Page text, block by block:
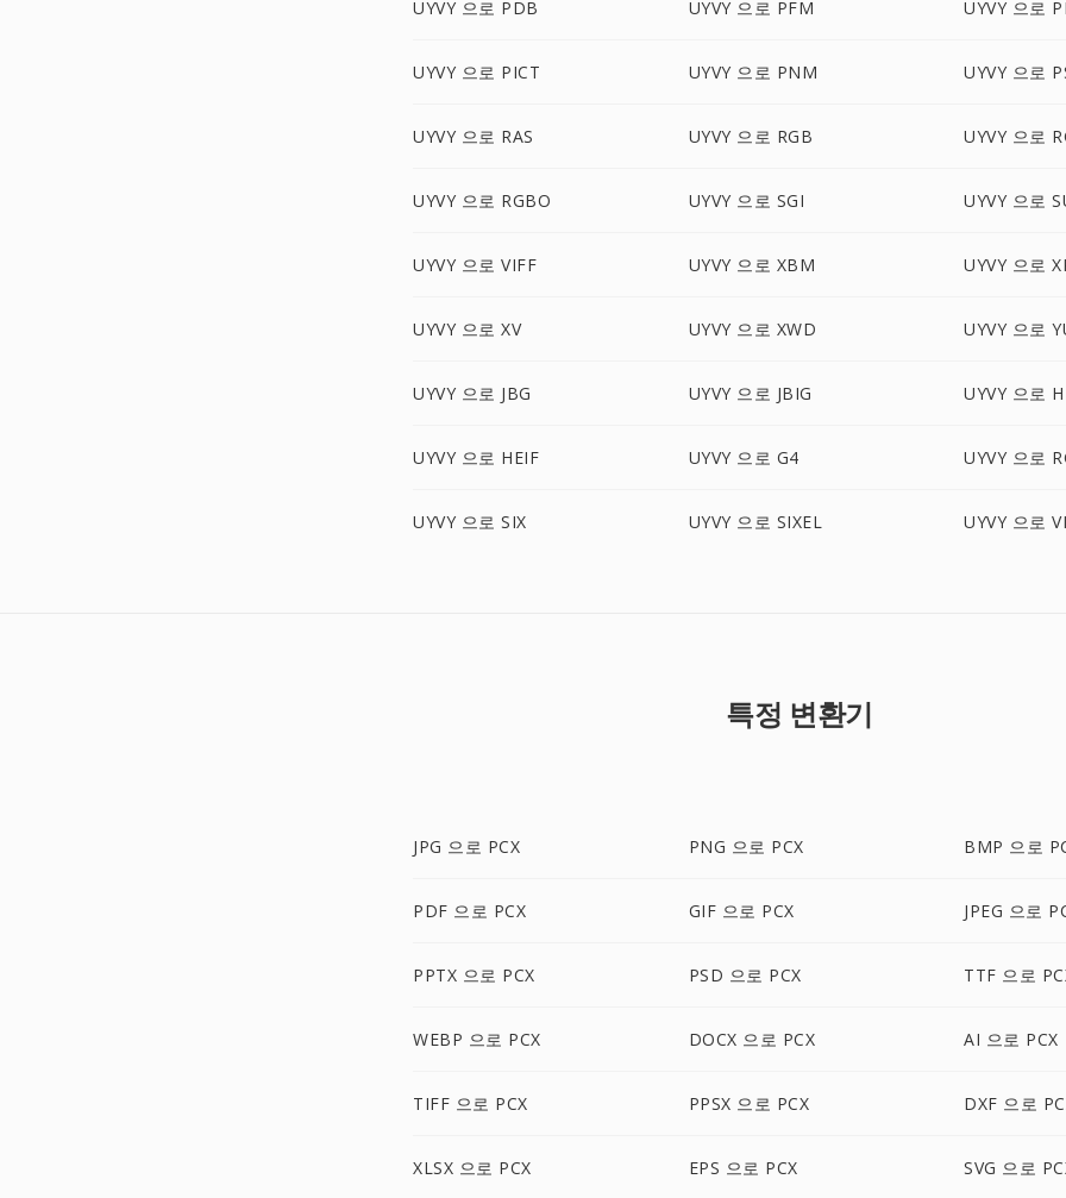
UYVY 으로 PDB UYVY 으로 PFM UYVY 으로
UYVY 으로 PICT UYVY 으로 PNM UYVY 으로
UYVY 으로 RAS UYVY 으로 RGB UYVY 으로
UYVY 으로 RGBO UYVY 으로 SGI UYVY 으로
UYVY 으로 VIFF UYVY 으로 XBM UYVY 으로
UYVY 으로 XV UYVY 으로 XWD UYVY 으로
UYVY 으로 JBG UYVY 으로 JBIG UYVY 으로
UYVY 으로 HEIF UYVY 으로 G4 UYVY 으로
UYVY 으로 SIX UYVY 으로 SIXEL UYVY 으로
특정 변환기
JPG 으로 PCX PNG 으로 PCX BMP 으로
PDF 으로 PCX GIF 으로 PCX JPEG 으로
PPTX 으로 PCX PSD 으로 PCX TTF 으로
WEBP 으로 PCX DOCX 으로 PCX AI 으로 PCX
TIFF 으로 PCX PPSX 으로 PCX DXF 으로
XLSX 으로 PCX EPS 으로 PCX SVG 으로